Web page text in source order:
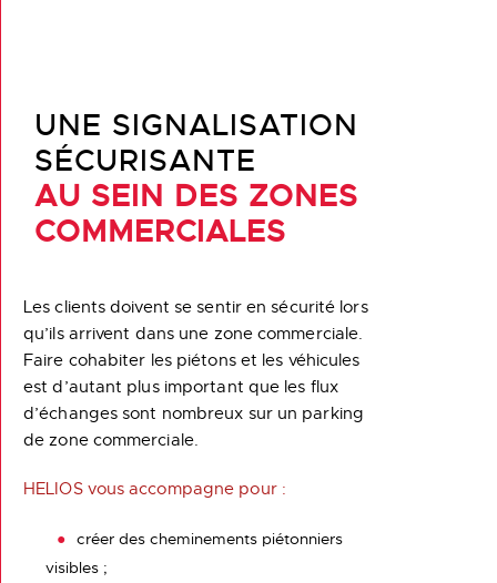
UNE SIGNALISATION
SÉCURISANTE
AU SEIN DES ZONES
COMMERCIALES
Les clients doivent se sentir en sécurité lors
qu’ils arrivent dans une zone commerciale.
Faire cohabiter les piétons et les véhicules
est d’autant plus important que les flux
d’échanges sont nombreux sur un parking
de zone commerciale.
HELIOS vous accompagne pour :
créer des cheminements piétonniers
visibles ;